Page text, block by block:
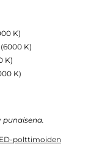
K)
K)
K)
K)
polttimoiden